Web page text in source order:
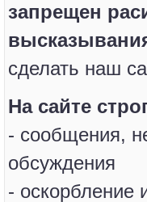
запрещен
сделать наш
На сайте
- сообщения,
обсуждения
- оскорбление